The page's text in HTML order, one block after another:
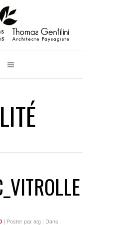
| Poster par atg | Dans: